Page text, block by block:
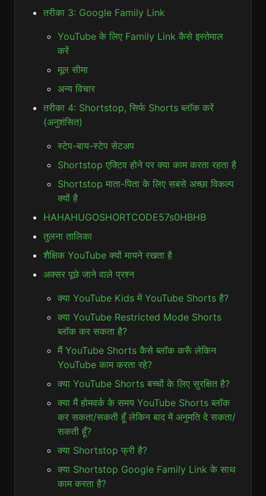
तरीका 3: Google Family Link
YouTube के लिए Family Link कैसे इस्तेमाल
करें
मूल सीमा
अन्य विचार
तरीका 4: Shortstop, सिर्फ Shorts ब्लॉक करें
(अनुशंसित)
स्टेप-बाय-स्टेप सेटअप
Shortstop एक्टिव होने पर क्या काम करता रहता है
Shortstop माता-पिता के लिए सबसे अच्छा विकल्प
क्यों है
HAHAHUGOSHORTCODE57s0HBHB
तुलना तालिका
शैक्षिक YouTube क्यों मायने रखता है
अक्सर पूछे जाने वाले प्रश्न
क्या YouTube Kids में YouTube Shorts है?
क्या YouTube Restricted Mode Shorts
ब्लॉक कर सकता है?
मैं YouTube Shorts कैसे ब्लॉक करूँ लेकिन
YouTube काम करता रहे?
क्या YouTube Shorts बच्चों के लिए सुरक्षित है?
क्या मैं होमवर्क के समय YouTube Shorts ब्लॉक
कर सकता/सकती हूँ लेकिन बाद में अनुमति दे सकता/
सकती हूँ?
क्या Shortstop फ्री है?
क्या Shortstop Google Family Link के साथ
काम करता है?